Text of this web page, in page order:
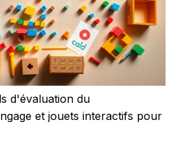
d'évaluation du
et jouets interactifs pour